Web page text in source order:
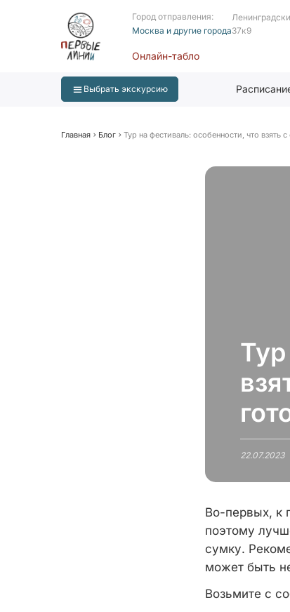
Город отправления:
Москва и другие города37к9
Онлайн-табло
Выбрать экскурсию
Главная Блог Тур на фестиваль: особенности, что взять
22.07.2023
Во-первых, к
поэтому
сумку.
может быть
Возьмите с